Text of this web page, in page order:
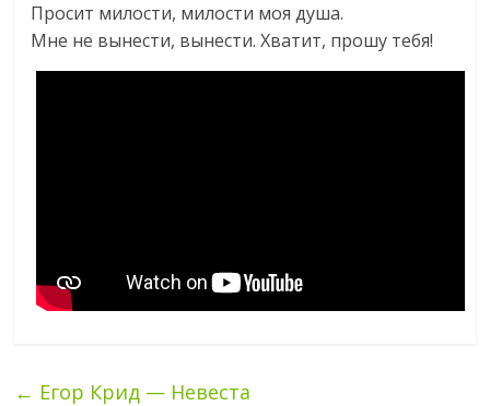
Просит милости, милости моя душа.
Мне не вынести, вынести. Хватит, прошу тебя!
← Егор Крид — Невеста